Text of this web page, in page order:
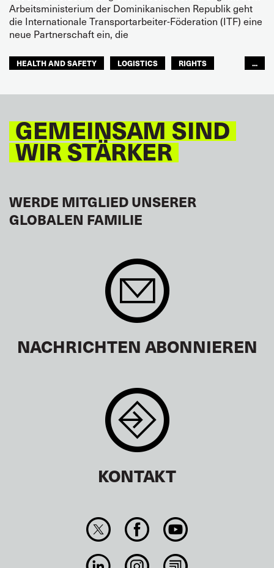
Arbeitsministerium der Dominikanischen Republik geht
die Internationale Transportarbeiter-Föderation (ITF) eine
neue Partnerschaft ein, die
HEALTH AND SAFETY LOGISTICS
RIGHTS
...
GEMEINSAM SIND
WIR STÄRKER
WERDE MITGLIED UNSERER
GLOBALEN FAMILIE
NACHRICHTEN ABONNIEREN
KONTAKT